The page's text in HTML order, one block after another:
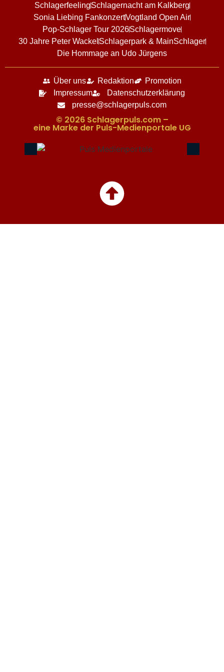
SchlagerfeelingSchlagernacht am Kalkberg
Sonia Liebing FankonzertVogtland Open Air
Pop-Schlager Tour 2026Schlagermove
30 Jahre Peter Wackel Schlagerpark & MainSchlager
Die Hommage an Udo Jürgens
Über uns Redaktion
Promotion
Impressum
Datenschutzerklärung
presse@schlagerpuls.com
© 2026 Schlagerpuls.com –
eine Marke der Puls-Medienportale UG​